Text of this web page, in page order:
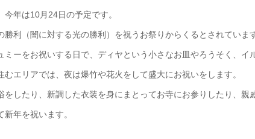
年は10月24日の予定です。
利（闇に対する光の勝利）を祝うお祭りからくるとされています
ーをお祝いする日で、ディヤという小さなお皿やろうそく、イ
エリアでは、夜は爆竹や花火をして盛大にお祝いをします。
したり、新調した衣装を身にまとってお寺にお参りしたり、親
年を祝います。